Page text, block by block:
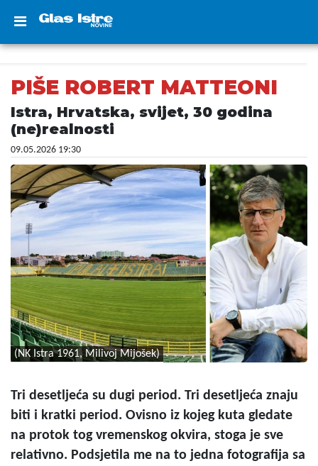
PIŠE ROBERT MATTEONI
Istra, Hrvatska, svijet, 30 godina
(ne)realnosti
09.05.2026 19:30
(NK Istra 1961, Milivoj Mijošek)
Tri desetljeća su dugi period. Tri desetljeća znaju
biti i kratki period. Ovisno iz kojeg kuta gledate
na protok tog vremenskog okvira, stoga je sve
relativno. Podsjetila me na to jedna fotografija sa